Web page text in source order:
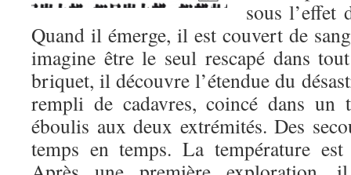
sous l’effet
Quand il émerge, il est couvert de
imagine être le seul rescapé dans
briquet, il découvre l’étendue du
rempli de cadavres, coincé dans un
éboulis aux deux extrémités. Des
temps en temps. La température est